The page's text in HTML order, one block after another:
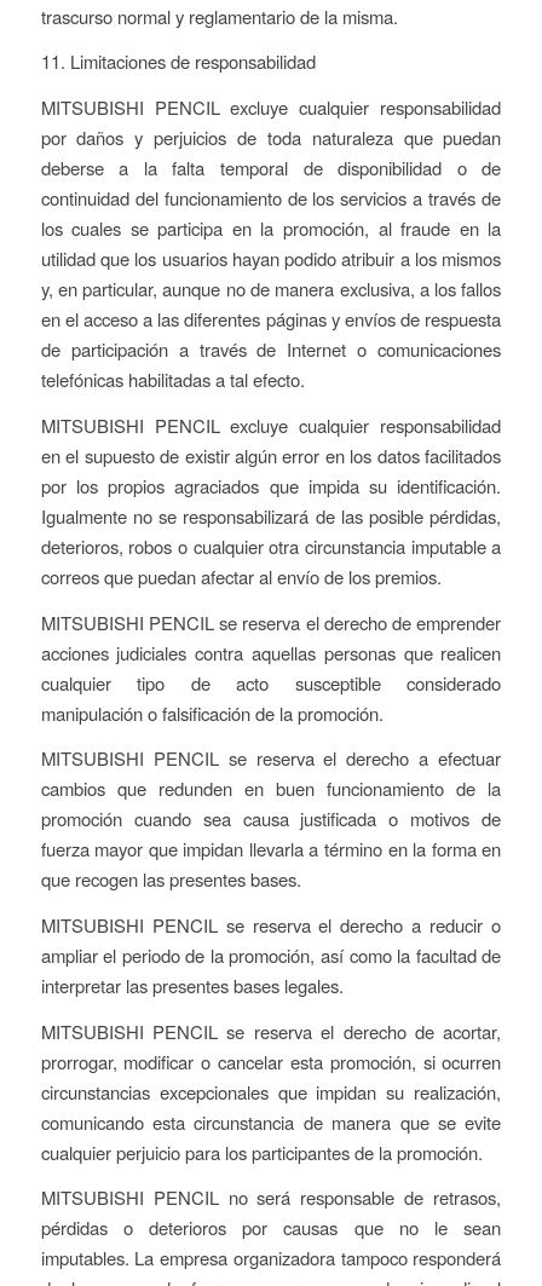
trascurso normal y reglamentario de la misma.
11. Limitaciones de responsabilidad
MITSUBISHI PENCIL excluye cualquier responsabilidad
por daños y perjuicios de toda naturaleza que puedan
deberse a la falta temporal de disponibilidad o de
continuidad del funcionamiento de los servicios a través de
los cuales se participa en la promoción, al fraude en la
utilidad que los usuarios hayan podido atribuir a los mismos
y, en particular, aunque no de manera exclusiva, a los fallos
en el acceso a las diferentes páginas y envíos de respuesta
de participación a través de Internet o comunicaciones
telefónicas habilitadas a tal efecto.
MITSUBISHI PENCIL excluye cualquier responsabilidad
en el supuesto de existir algún error en los datos facilitados
por los propios agraciados que impida su identificación.
Igualmente no se responsabilizará de las posible pérdidas,
deterioros, robos o cualquier otra circunstancia imputable a
correos que puedan afectar al envío de los premios.
MITSUBISHI PENCIL se reserva el derecho de emprender
acciones judiciales contra aquellas personas que realicen
cualquier tipo de acto susceptible considerado
manipulación o falsificación de la promoción.
MITSUBISHI PENCIL se reserva el derecho a efectuar
cambios que redunden en buen funcionamiento de la
promoción cuando sea causa justificada o motivos de
fuerza mayor que impidan llevarla a término en la forma en
que recogen las presentes bases.
MITSUBISHI PENCIL se reserva el derecho a reducir o
ampliar el periodo de la promoción, así como la facultad de
interpretar las presentes bases legales.
MITSUBISHI PENCIL se reserva el derecho de acortar,
prorrogar, modificar o cancelar esta promoción, si ocurren
circunstancias excepcionales que impidan su realización,
comunicando esta circunstancia de manera que se evite
cualquier perjuicio para los participantes de la promoción.
MITSUBISHI PENCIL no será responsable de retrasos,
pérdidas o deterioros por causas que no le sean
imputables. La empresa organizadora tampoco responderá